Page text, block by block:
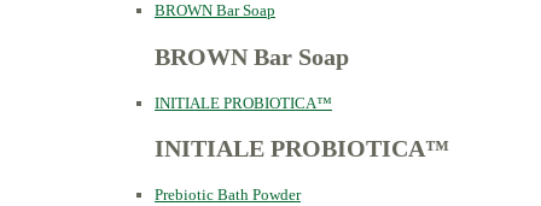
BROWN Bar Soap
BROWN Bar Soap
INITIALE PROBIOTICA™
INITIALE PROBIOTICA™
Prebiotic Bath Powder